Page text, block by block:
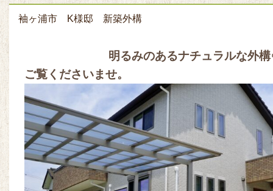
袖ヶ浦市 K様邸 新築外構
明るみのあるナチュラルな外構
ご覧くださいませ。